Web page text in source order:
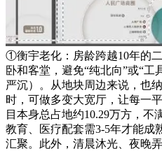
①衡宇老化：房龄跨越10年的
卧和客堂，避免“纯北向”或“
严沉）。从地块周边来说，也
时，可做多变大宽厅，让每一
目本身总占地约10.29万方，不
教育、医疗配套需3-5年才能成
汇聚。此外，清晨沐光、夜晚